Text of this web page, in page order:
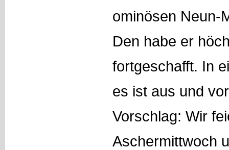
ominösen Neun-
Den habe er
fortgeschafft. In
es ist aus und
Vorschlag: Wir
Aschermittwoch